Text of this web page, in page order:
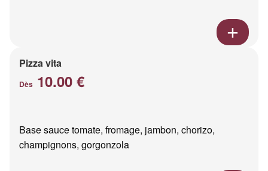
Pizza vita
Dès 10.00 €
Base sauce tomate, fromage, jambon, chorizo,
champignons, gorgonzola